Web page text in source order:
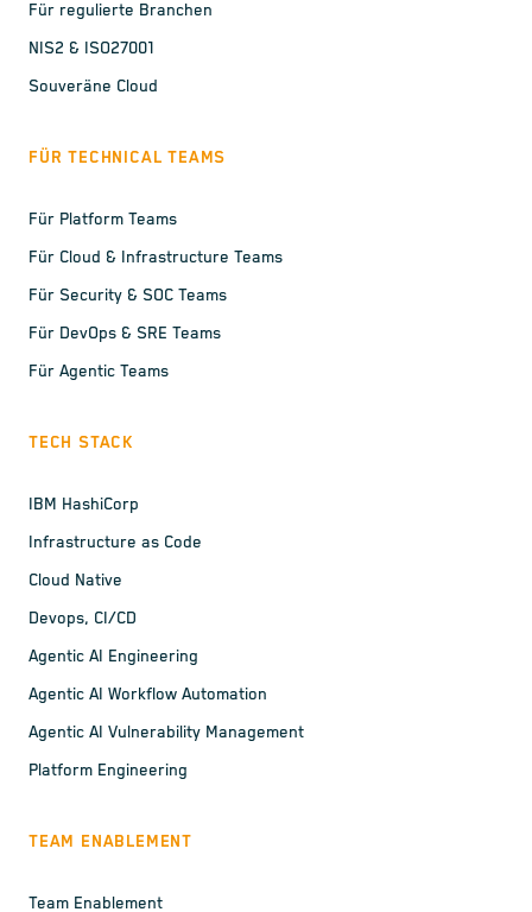
Für regulierte Branchen
NIS2 & ISO27001
Souveräne Cloud
FÜR TECHNICAL TEAMS
Für Platform Teams
Für Cloud & Infrastructure Teams
Für Security & SOC Teams
Für DevOps & SRE Teams
Für Agentic Teams
TECH STACK
IBM HashiCorp
Infrastructure as Code
Cloud Native
Devops, CI/CD
Agentic AI Engineering
Agentic AI Workflow Automation
Agentic AI Vulnerability Management
Platform Engineering
TEAM ENABLEMENT
Team Enablement